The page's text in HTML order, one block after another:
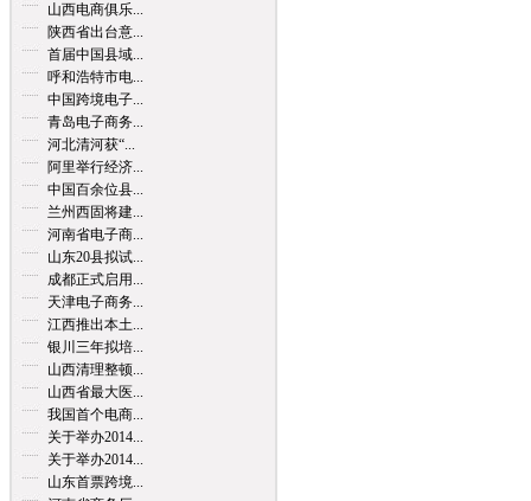
山西电商俱乐...
陕西省出台意...
首届中国县域...
呼和浩特市电...
中国跨境电子...
青岛电子商务...
河北清河获“...
阿里举行经济...
中国百余位县...
兰州西固将建...
河南省电子商...
山东20县拟试...
成都正式启用...
天津电子商务...
江西推出本土...
银川三年拟培...
山西清理整顿...
山西省最大医...
我国首个电商...
关于举办2014...
关于举办2014...
山东首票跨境...